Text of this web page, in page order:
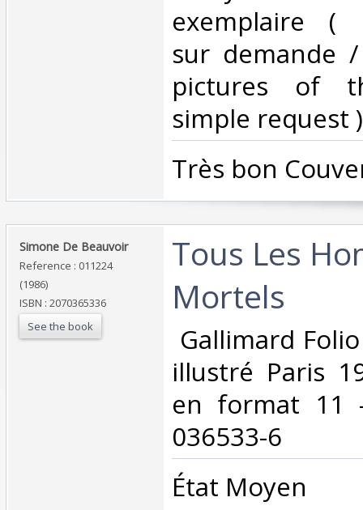
exemplaire (
sur demande
pictures of
simple request
‎Très bon
‎Simone De Beauvoir‎
Reference : 011224
(1986)
ISBN : 2070365336
See the book
‎Tous Les
Mortels‎
Gallimard
illustré Paris
en format 11
036533-6‎
‎État Moyen ‎